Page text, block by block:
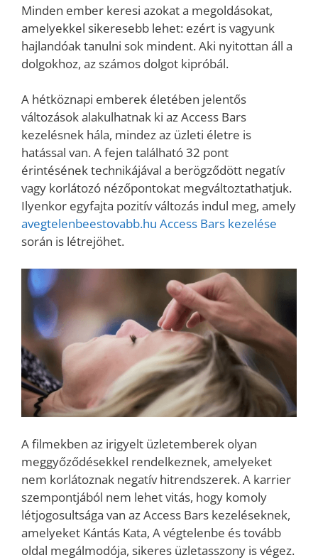
Minden ember keresi azokat a megoldásokat,
amelyekkel sikeresebb lehet: ezért is vagyunk
hajlandóak tanulni sok mindent. Aki nyitottan áll a
dolgokhoz, az számos dolgot kipróbál.
A hétköznapi emberek életében jelentős
változások alakulhatnak ki az Access Bars
kezelésnek hála, mindez az üzleti életre is
hatással van. A fejen található 32 pont
érintésének technikájával a berögződött negatív
vagy korlátozó nézőpontokat megváltoztathatjuk.
Ilyenkor egyfajta pozitív változás indul meg, amely
avegtelenbeestovabb.hu Access Bars kezelése
során is létrejöhet.
A filmekben az irigyelt üzletemberek olyan
meggyőződésekkel rendelkeznek, amelyeket
nem korlátoznak negatív hitrendszerek. A karrier
szempontjából nem lehet vitás, hogy komoly
létjogosultsága van az Access Bars kezeléseknek,
amelyeket Kántás Kata, A végtelenbe és tovább
oldal megálmodója, sikeres üzletasszony is végez.